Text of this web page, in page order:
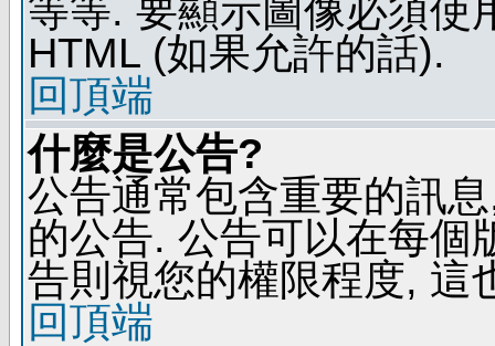
等等. 要顯示圖像必須使
HTML (如果允許的話).
回頂端
什麼是公告?
公告通常包含重要的訊
的公告. 公告可以在每個
告則視您的權限程度, 這
回頂端